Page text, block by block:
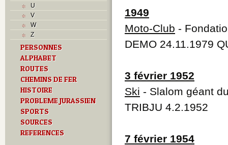
U
V
W
Z
PERSONNES
ALPHABET
ROUTES
CHEMINS DE FER
HISTOIRE
PROBLEME JURASSIEN
SPORTS
SOURCES
REFERENCES
1949
Moto-Club -
DEMO 24.11.1979
3 février 1952
Ski - Slalom géant
TRIBJU 4.2.1952
7 février 1954